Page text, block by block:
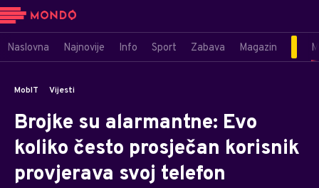
Naslovna Najnovije Info Sport Zabava Magazin
MobIT Vijesti
Brojke su alarmantne: Evo
koliko često prosječan korisnik
provjerava svoj telefon